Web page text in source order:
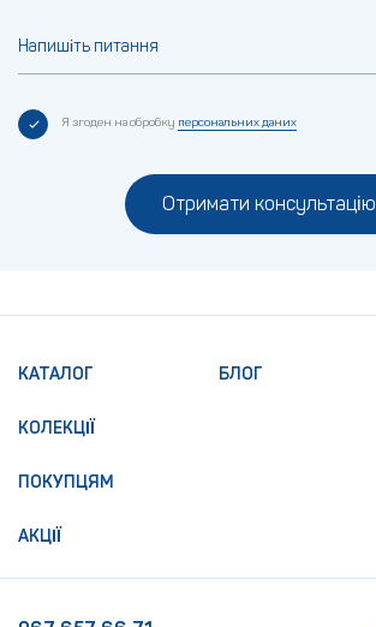
Напишіть питання
Я згоден на обробку персональних даних
Отримати консультацію
КАТАЛОГ
КОЛЕКЦІЇ
ПОКУПЦЯМ
АКЦІЇ
БЛОГ